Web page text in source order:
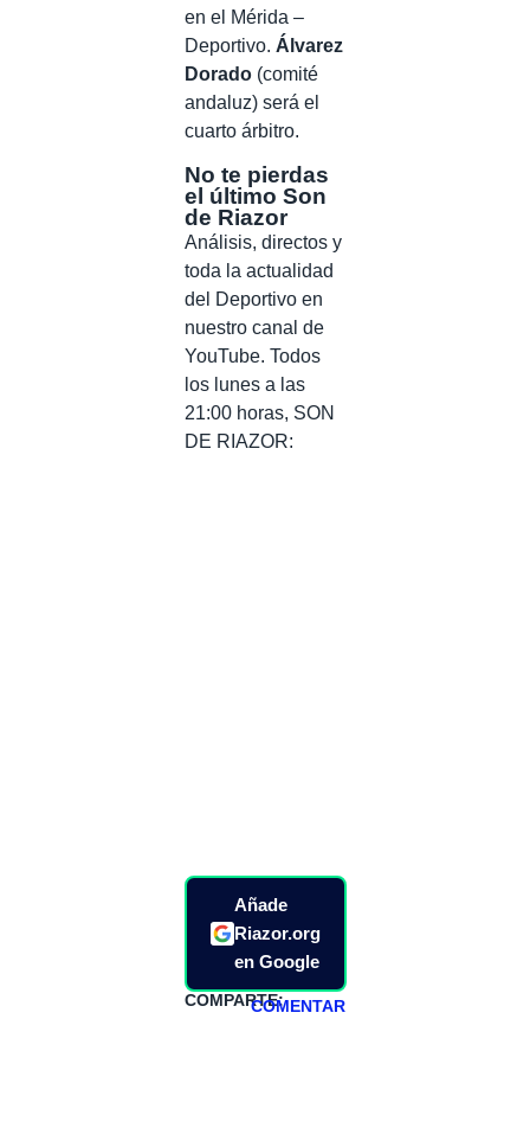
en el Mérida –
Deportivo. Álvarez
Dorado (comité
andaluz) será el
cuarto árbitro.
No te pierdas
el último Son
de Riazor
Análisis, directos y
toda la actualidad
del Deportivo en
nuestro canal de
YouTube. Todos
los lunes a las
21:00 horas, SON
DE RIAZOR:
Añade
Riazor.org
en Google
COMPARTE:COMENTAR